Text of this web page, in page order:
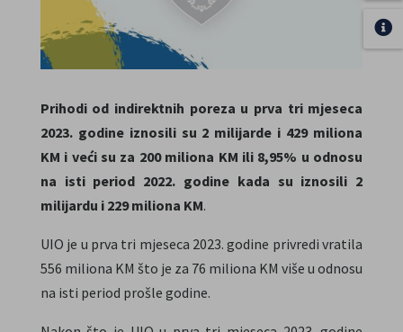
Prihodi od indirektnih poreza u prva tri mjeseca
2023. godine iznosili su 2 milijarde i 429 miliona
KM i veći su za 200 miliona KM ili 8,95% u odnosu
na isti period 2022. godine kada su iznosili 2
milijardu i 229 miliona KM.
UIO je u prva tri mjeseca 2023. godine privredi vratila
556 miliona KM što je za 76 miliona KM više u odnosu
na isti period prošle godine.